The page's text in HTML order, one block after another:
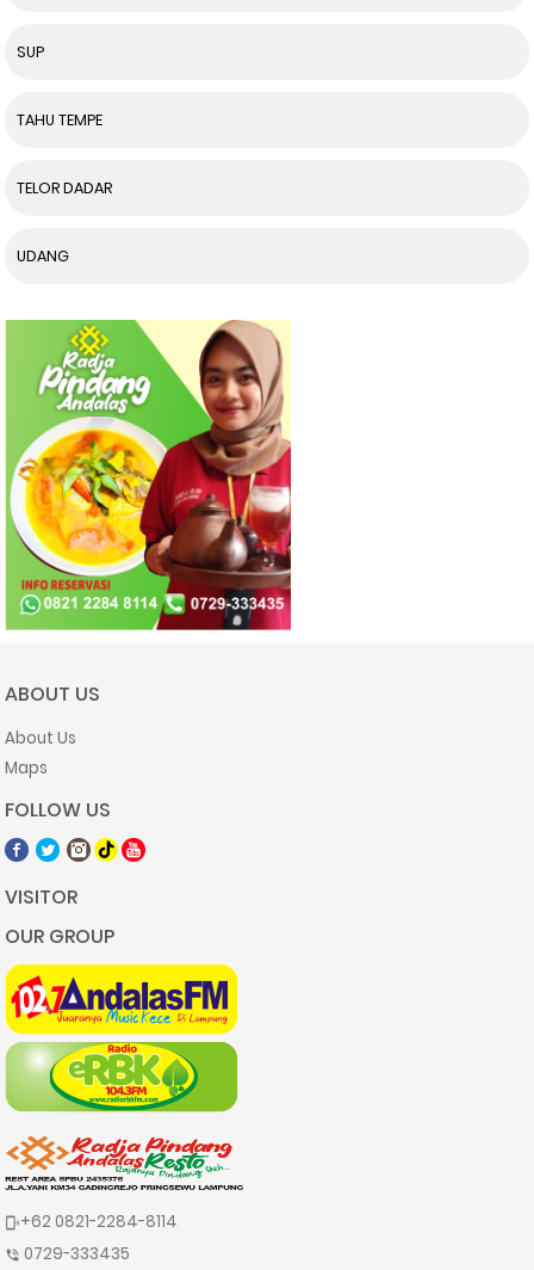
SUP
TAHU TEMPE
TELOR DADAR
UDANG
ABOUT US
About Us
Maps
FOLLOW US
VISITOR
OUR GROUP
phonelink_ring+62 0821-2284-8114
phone_in_talk 0729-333435